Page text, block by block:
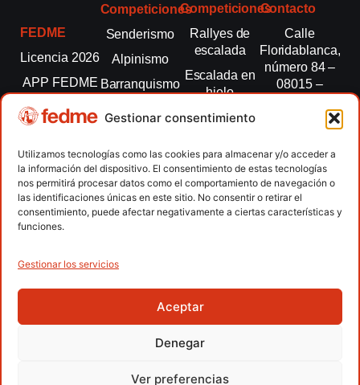
Gestionar consentimiento
Utilizamos tecnologías como las cookies para almacenar y/o acceder a
la información del dispositivo. El consentimiento de estas tecnologías
nos permitirá procesar datos como el comportamiento de navegación o
las identificaciones únicas en este sitio. No consentir o retirar el
consentimiento, puede afectar negativamente a ciertas características y
funciones.
Gestionar los servicios
Aceptar
Denegar
Ver preferencias
FEDME
Licencia 2026
APP FEDME
Transparencia
autonómicas
Clubes
Contacto
Competiciones
Senderismo
Alpinismo
Barranquismo
montaña
Escalada
Escalada
paralimpica
Competiciones
Rallyes de
escalada
Escalada en
hielo
Esquí de
Marcha
Nórdica
Raquetas de
nieve
Contacto
Calle
Floridablanca,
número 84 –
08015 –
fedme@fedme.es
934 264 267
Copyright © 2026 Federación Española de Deportes de
Montaña y Escalada | Desarrollado porTOOOLS